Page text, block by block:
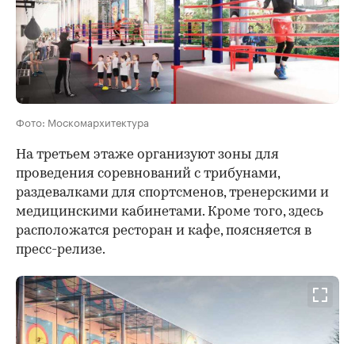
00:00 / 00:00
Фото: Москомархитектура
На третьем этаже организуют зоны для
проведения соревнований с трибунами,
раздевалками для спортсменов, тренерскими и
медицинскими кабинетами. Кроме того, здесь
расположатся ресторан и кафе, поясняется в
пресс-релизе.